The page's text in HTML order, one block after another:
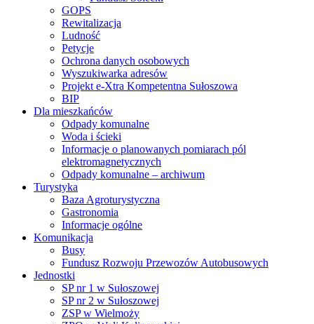
GOPS
Rewitalizacja
Ludność
Petycje
Ochrona danych osobowych
Wyszukiwarka adresów
Projekt e-Xtra Kompetentna Sułoszowa
BIP
Dla mieszkańców
Odpady komunalne
Woda i ścieki
Informacje o planowanych pomiarach pól
elektromagnetycznych
Odpady komunalne – archiwum
Turystyka
Baza Agroturystyczna
Gastronomia
Informacje ogólne
Komunikacja
Busy
Fundusz Rozwoju Przewozów Autobusowych
Jednostki
SP nr 1 w Sułoszowej
SP nr 2 w Sułoszowej
ZSP w Wielmoży